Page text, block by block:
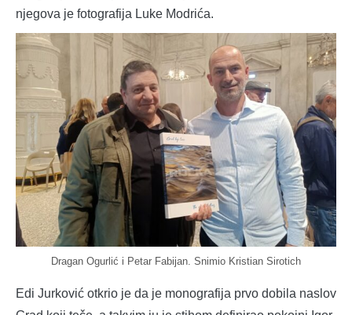
njegova je fotografija Luke Modrića.
Dragan Ogurlić i Petar Fabijan. Snimio Kristian Sirotich
Edi Jurković otkrio je da je monografija prvo dobila naslov